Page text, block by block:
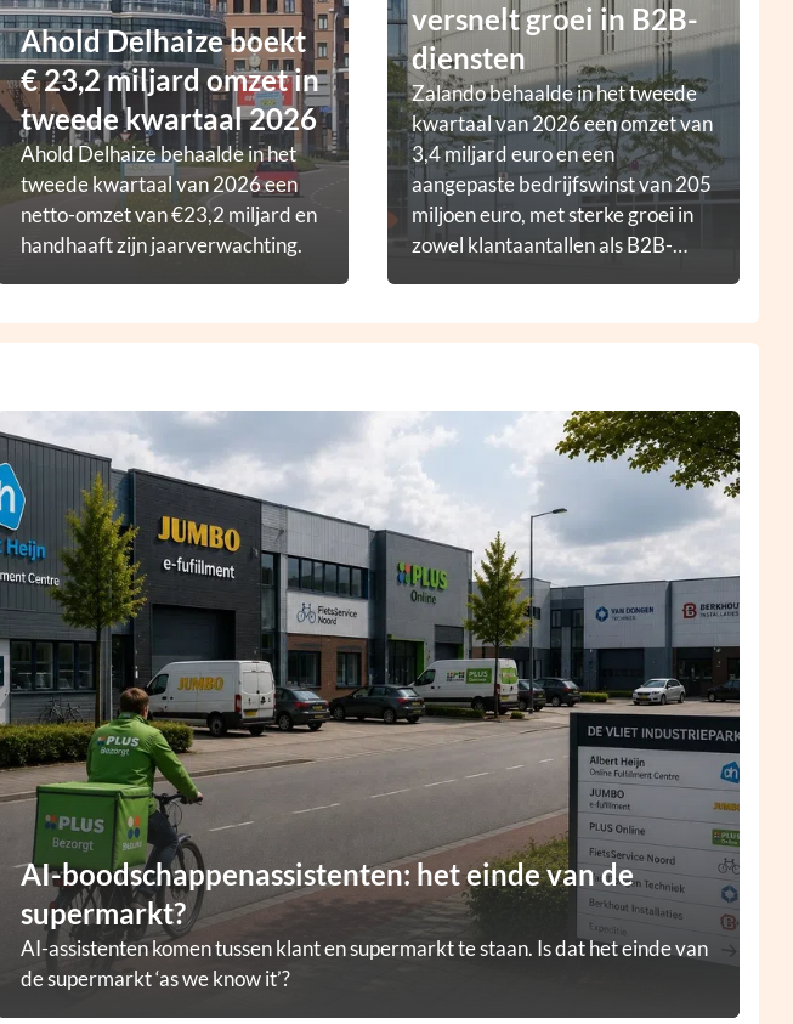
Ahold Delhaize boekt
€ 23,2 miljard omzet in
tweede kwartaal 2026
Ahold Delhaize behaalde in het
tweede kwartaal van 2026 een
netto-omzet van €23,2 miljard en
handhaaft zijn jaarverwachting.
versnelt groei in B2B-
diensten
Zalando behaalde in het tweede
kwartaal van 2026 een omzet van
3,4 miljard euro en een
aangepaste bedrijfswinst van 205
miljoen euro, met sterke groei in
zowel klantaantallen als B2B-
AI-boodschappenassistenten: het einde van de
supermarkt?
AI-assistenten komen tussen klant en supermarkt te staan. Is dat het einde van
de supermarkt ‘as we know it’?